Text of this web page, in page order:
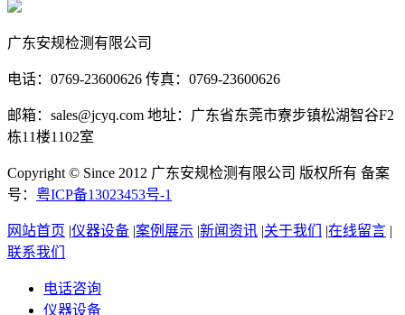
广东安规检测有限公司
电话：0769-23600626 传真：0769-23600626
邮箱：sales@jcyq.com 地址：广东省东莞市寮步镇松湖智谷F2
栋11楼1102室
Copyright © Since 2012 广东安规检测有限公司 版权所有 备案
号： 粤ICP备13023453号-1
网站首页 |仪器设备 |案例展示 |新闻资讯 |关于我们 |在线留言 |
联系我们
电话咨询
仪器设备